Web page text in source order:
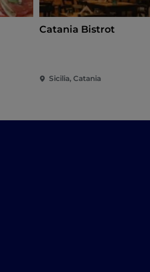
Catania Bistrot
Sicilia, Catania